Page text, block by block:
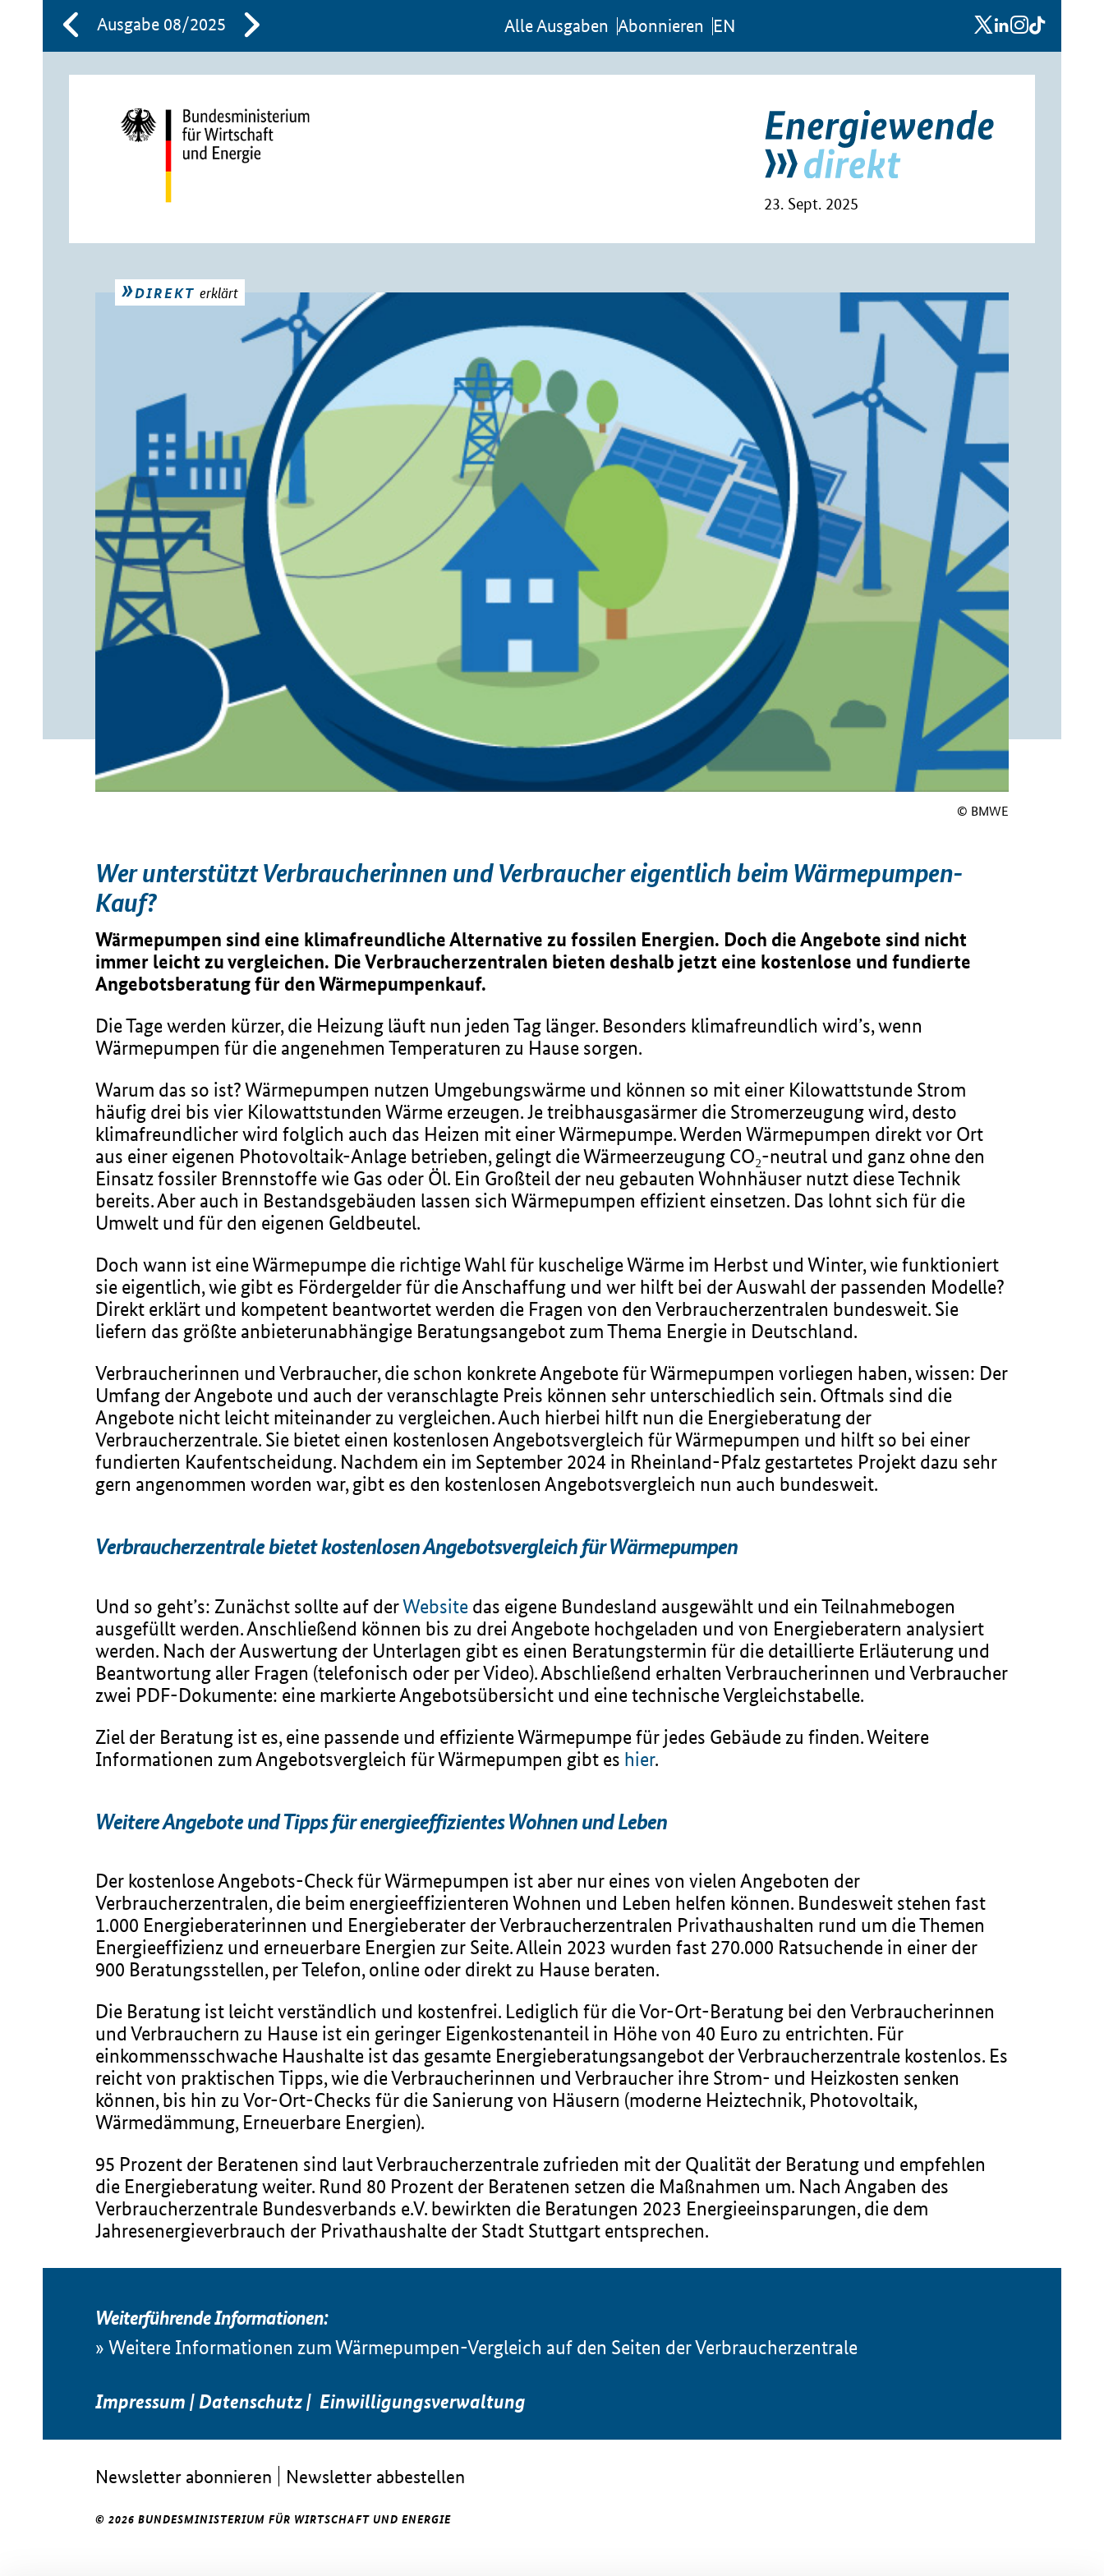
Ausgabe 08/2025 Al­le Aus­ga­ben Abon­nie­ren EN x linkedin
instagram
23. Sept. 2025
DIREKT erklärt
© BMWE
Wer unterstützt Verbraucherinnen und Verbraucher eigentlich beim Wärmepumpen-
Kauf?
Wärmepumpen sind eine klimafreundliche Alternative zu fossilen Energien. Doch die Angebote sind nicht
immer leicht zu vergleichen. Die Verbraucherzentralen bieten deshalb jetzt eine kostenlose und fundierte
Angebotsberatung für den Wärmepumpenkauf.
Die Tage werden kürzer, die Heizung läuft nun jeden Tag länger. Besonders klimafreundlich wird’s, wenn
Wärmepumpen für die angenehmen Temperaturen zu Hause sorgen.
Warum das so ist? Wärmepumpen nutzen Umgebungswärme und können so mit einer Kilowattstunde Strom
häufig drei bis vier Kilowattstunden Wärme erzeugen. Je treibhausgasärmer die Stromerzeugung wird, desto
klimafreundlicher wird folglich auch das Heizen mit einer Wärmepumpe. Werden Wärmepumpen direkt vor Ort
aus einer eigenen Photovoltaik-Anlage betrieben, gelingt die Wärmeerzeugung CO₂-neutral und ganz ohne den
Einsatz fossiler Brennstoffe wie Gas oder Öl. Ein Großteil der neu gebauten Wohnhäuser nutzt diese Technik
bereits. Aber auch in Bestandsgebäuden lassen sich Wärmepumpen effizient einsetzen. Das lohnt sich für die
Umwelt und für den eigenen Geldbeutel.
Doch wann ist eine Wärmepumpe die richtige Wahl für kuschelige Wärme im Herbst und Winter, wie funktioniert
sie eigentlich, wie gibt es Fördergelder für die Anschaffung und wer hilft bei der Auswahl der passenden Modelle?
Direkt erklärt und kompetent beantwortet werden die Fragen von den Verbraucherzentralen bundesweit. Sie
liefern das größte anbieterunabhängige Beratungsangebot zum Thema Energie in Deutschland.
Verbraucherinnen und Verbraucher, die schon konkrete Angebote für Wärmepumpen vorliegen haben, wissen: Der
Umfang der Angebote und auch der veranschlagte Preis können sehr unterschiedlich sein. Oftmals sind die
Angebote nicht leicht miteinander zu vergleichen. Auch hierbei hilft nun die Energieberatung der
Verbraucherzentrale. Sie bietet einen kostenlosen Angebotsvergleich für Wärmepumpen und hilft so bei einer
fundierten Kaufentscheidung. Nachdem ein im September 2024 in Rheinland-Pfalz gestartetes Projekt dazu sehr
gern angenommen worden war, gibt es den kostenlosen Angebotsvergleich nun auch bundesweit.
Verbraucherzentrale bietet kostenlosen Angebotsvergleich für Wärmepumpen
Und so geht’s: Zunächst sollte auf derWebsite das eigene Bundesland ausgewählt und ein Teilnahmebogen
ausgefüllt werden. Anschließend können bis zu drei Angebote hochgeladen und von Energieberatern analysiert
werden. Nach der Auswertung der Unterlagen gibt es einen Beratungstermin für die detaillierte Erläuterung und
Beantwortung aller Fragen (telefonisch oder per Video). Abschließend erhalten Verbraucherinnen und Verbraucher
zwei PDF-Dokumente: eine markierte Angebotsübersicht und eine technische Vergleichstabelle.
Ziel der Beratung ist es, eine passende und effiziente Wärmepumpe für jedes Gebäude zu finden. Weitere
Informationen zum Angebotsvergleich für Wärmepumpen gibt es hier.
Weitere Angebote und Tipps für energieeffizientes Wohnen und Leben
Der kostenlose Angebots-Check für Wärmepumpen ist aber nur eines von vielen Angeboten der
Verbraucherzentralen, die beim energieeffizienteren Wohnen und Leben helfen können. Bundesweit stehen fast
1.000 Energieberaterinnen und Energieberater der Verbraucherzentralen Privathaushalten rund um die Themen
Energieeffizienz und erneuerbare Energien zur Seite. Allein 2023 wurden fast 270.000 Ratsuchende in einer der
900 Beratungsstellen, per Telefon, online oder direkt zu Hause beraten.
Die Beratung ist leicht verständlich und kostenfrei. Lediglich für die Vor-Ort-Beratung bei den Verbraucherinnen
und Verbrauchern zu Hause ist ein geringer Eigenkostenanteil in Höhe von 40 Euro zu entrichten. Für
einkommensschwache Haushalte ist das gesamte Energieberatungsangebot der Verbraucherzentrale kostenlos. Es
reicht von praktischen Tipps, wie die Verbraucherinnen und Verbraucher ihre Strom- und Heizkosten senken
können, bis hin zu Vor-Ort-Checks für die Sanierung von Häusern (moderne Heiztechnik, Photovoltaik,
Wärmedämmung, Erneuerbare Energien).
95 Prozent der Beratenen sind laut Verbraucherzentrale zufrieden mit der Qualität der Beratung und empfehlen
die Energieberatung weiter. Rund 80 Prozent der Beratenen setzen die Maßnahmen um. Nach Angaben des
Verbraucherzentrale Bundesverbands e.V. bewirkten die Beratungen 2023 Energieeinsparungen, die dem
Jahresenergieverbrauch der Privathaushalte der Stadt Stuttgart entsprechen.
Weiterführende Informationen:
Weitere Informationen zum Wärmepumpen-Vergleich auf den Seiten der Verbraucherzentrale
Impressum |Datenschutz| Einwilligungsverwaltung
Newsletter abonnieren Newsletter abbestellen
© 2026 BUNDESMINISTERIUM FÜR WIRTSCHAFT UND ENERGIE